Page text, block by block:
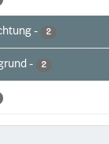
- 2
- 2